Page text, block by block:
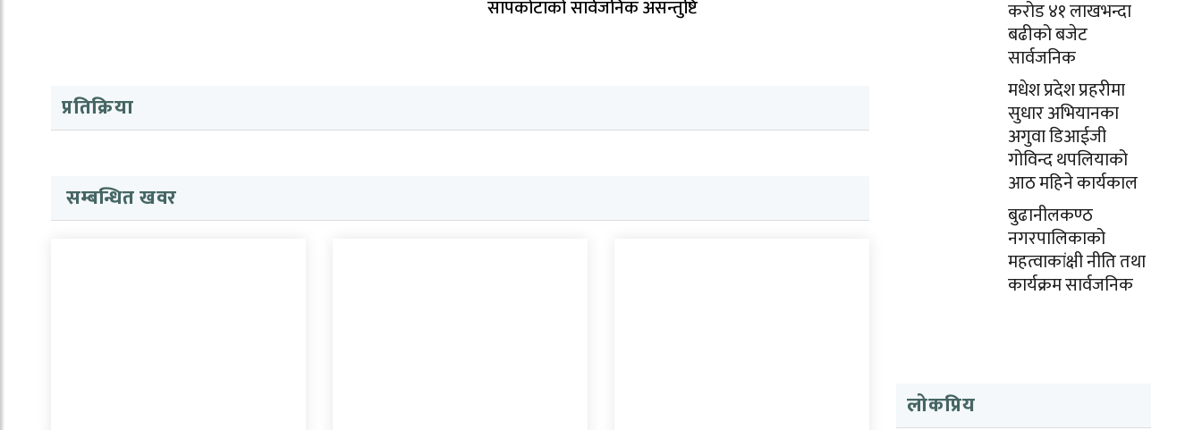
सापकोटाको सार्वजनिक असन्तुष्टि
प्रतिक्रिया
सम्बन्धित खवर
करोड ४१ लाखभन्दा
बढीको बजेट
सार्वजनिक
मधेश प्रदेश प्रहरीमा
सुधार अभियानका
अगुवा डिआईजी
गोविन्द थपलियाको
आठ महिने कार्यकाल
बुढानीलकण्ठ
नगरपालिकाको
महत्वाकांक्षी नीति तथा
कार्यक्रम सार्वजनिक
लोकप्रिय